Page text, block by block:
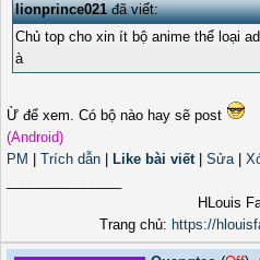
lionprince021đã viết:
Chủ top cho xin ít bộ anime thể loại
à
Ừ để xem. Có bộ nào hay sẽ post
(Android)
PM
Trích dẫn Like bài viết| Sửa|
HLouis
Trang chủ: https://